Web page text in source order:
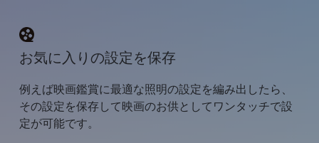
お気に入りの設定を保存
例えば映画鑑賞に最適な照明の設定を編み出したら、
その設定を保存して映画のお供としてワンタッチで設
定が可能です。